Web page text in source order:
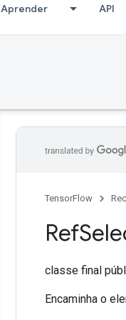
Aprender API
TensorFlow
Ref
classe final
Encaminha o